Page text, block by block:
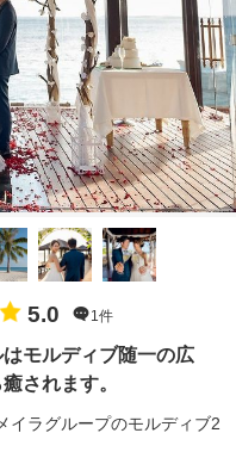
5.0 1件
モルディブ随一の広
されます。
イラグループのモルディブ2